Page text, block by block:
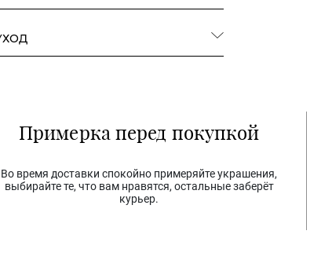
Примерка перед покупкой
Во время доставки спокойно примеряйте украшения,
выбирайте те, что вам нравятся, остальные заберёт
курьер.